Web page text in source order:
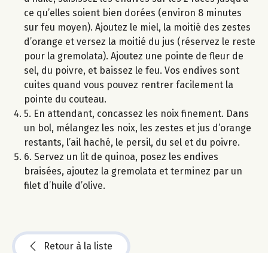
ce qu’elles soient bien dorées (environ 8 minutes
sur feu moyen). Ajoutez le miel, la moitié des zestes
d’orange et versez la moitié du jus (réservez le reste
pour la gremolata). Ajoutez une pointe de fleur de
sel, du poivre, et baissez le feu. Vos endives sont
cuites quand vous pouvez rentrer facilement la
pointe du couteau.
5. En attendant, concassez les noix finement. Dans
un bol, mélangez les noix, les zestes et jus d’orange
restants, l’ail haché, le persil, du sel et du poivre.
6. Servez un lit de quinoa, posez les endives
braisées, ajoutez la gremolata et terminez par un
filet d’huile d’olive.
Retour à la liste